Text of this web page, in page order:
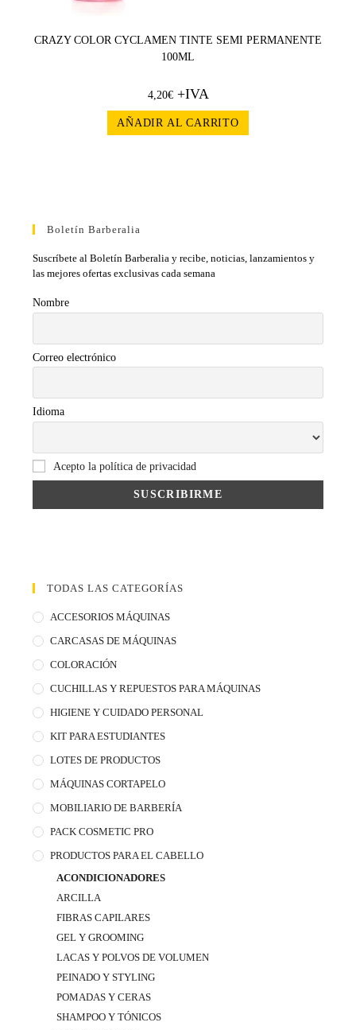
Boletín Barberalia
Suscríbete al Boletín Barberalia y recibe, noticias, lanzamientos y
las mejores ofertas exclusivas cada semana
Nombre
Correo electrónico
Idioma
Acepto la política de privacidad
TODAS LAS CATEGORÍAS
ACCESORIOS MÁQUINAS
CARCASAS DE MÁQUINAS
COLORACIÓN
CUCHILLAS Y REPUESTOS PARA MÁQUINAS
HIGIENE Y CUIDADO PERSONAL
KIT PARA ESTUDIANTES
LOTES DE PRODUCTOS
MÁQUINAS CORTAPELO
MOBILIARIO DE BARBERÍA
PACK COSMETIC PRO
PRODUCTOS PARA EL CABELLO
ACONDICIONADORES
ARCILLA
FIBRAS CAPILARES
GEL Y GROOMING
LACAS Y POLVOS DE VOLUMEN
PEINADO Y STYLING
POMADAS Y CERAS
SHAMPOO Y TÓNICOS
CRAZY COLOR CYCLAMEN TINTE SEMI PERMANENTE
100ML
4,20€+IVA
AÑADIR AL CARRITO